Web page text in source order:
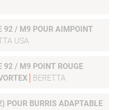
92 / M9 POUR AIMPOINT
USA
92 / M9 POINT ROUGE
BERETTA
ADAPTABLE